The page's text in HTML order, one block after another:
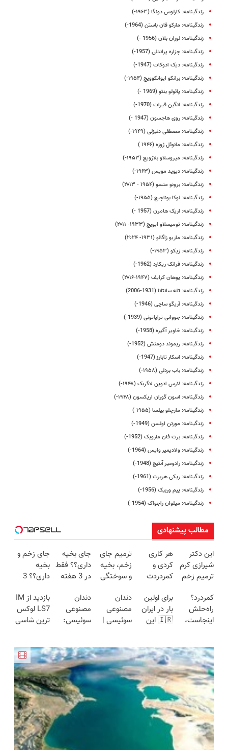
زندگینامه: کارلوس دونگا (۱۹۶۳-)
زندگینامه: مارکو فان باستن (1964-)
زندگینامه: لوران بلان (1956 -)
زندگینامه: چزاره پراندلی (1957-)
زندگینامه: دیک ادوکات (1947-)
زندگینامه: برانکو ایوانکوویچ (۱۹۵۴-)
زندگینامه: پائولو بنتو (1969 -)
زندگینامه: انگین فیرات (1970-)
زندگینامه: روی هاجسون (1947 -)
زندگینامه: مصطفی دنیزلی (۱۹۴۹-)
زندگینامه: مانوئل ژوزه (۱۹۴۶ )
زندگینامه: میروسلاو بلاژویچ (۱۹۵۳-)
زندگینامه: دیوید مویس (۱۹۶۳-)
زندگینامه: برونو متسو (۱۹۵۴ - ۲۰۱۳)
زندگینامه: لوکا بوناچیچ (۱۹۵۵-)
زندگینامه: اریک هامرن (1957 -)
زندگینامه: تومیسلاو ایویچ (۱۹۳۳- ۲۰۱۱)
زندگینامه: ماریو زاگالو (۱۹۳۱- ۲۰۲۴)
زندگینامه: زیکو (۱۹۵۳-)
زندگینامه: فرانک ریکارد (1962-)
زندگینامه: یوهان کرایف (۱۹۴۷-۲۰۱۶)
زندگینامه: تله سانتانا (1931-2006)
زندگینامه: آریگو ساچی (1946-)
زندگینامه: جووانی تراپاتونی (1939-)
زندگینامه: خاویر آگیره (1958-)
زندگینامه: ریموند دومنش (1952-)
زندگینامه: اسکار تابارز (1947-)
زندگینامه: باب بردلی (۱۹۵۸-)
زندگینامه: لارس ادوین لاگربک (۱۹۴۸-)
زندگینامه: اسون گوران اریکسون (۱۹۴۸-)
زندگینامه: مارچلو بیلسا (۱۹۵۵-)
زندگینامه: مورتن اولسن (1949-)
زندگینامه: برت فان مارویک (1952-)
زندگینامه: ولادیمیر وایس (1964-)
زندگینامه: رادومیر آنتیج (1948-)
زندگینامه: ریکی هربرت (1961-)
زندگینامه: پیم وربیک (1956-)
زندگینامه: میلوان راجواک (1954-)
مطالب پیشنهادی
این دکتر
شیرازی کرم
ترمیم زخم
ساخت!!!
هر کاری
کردی و
کمردردت
پر کردن
پرسشنامه و
دریافت راه
ترمیم جای
زخم، بخیه
و سوختگی
هفته!!😍
جای بخیه
داری؟؟ فقط
در 3 هفته
کن!😍
جای زخم و
بخیه
داری؟؟ 3
محوش کن!
کمردرد؟
راه‌حلش
اینجاست،
برای اولین
بار در ایران
🇮🇷 این
23 روزه
ساخت!
دندان
مصنوعی
سوئیسی |
طبیعی!
ویزیت
رایگان+پرداخت
اقساطی😍
دندان
مصنوعی
سوئیسی:
اروپا، سبک
و مقاوم |
پرداخت
قسطی
بازدید از IM
LS7 لوکس
ترین شاسی
باشگاه
انقلاب